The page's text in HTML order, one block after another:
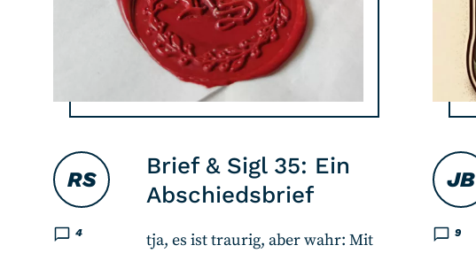
Brief & Sigl 35: Ein
Abschiedsbrief
RS
4
tja, es ist traurig, aber wahr: Mit
JB
9